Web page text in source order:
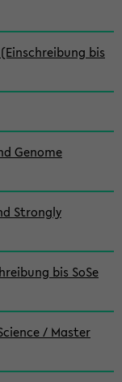
bis
Genome
Strongly
bis SoSe
/ Master